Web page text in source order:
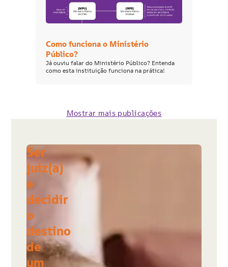
Como funciona o Ministério
Público?
Já ouviu falar do Ministério Público? Entenda
como esta instituição funciona na prática!
Mostrar mais publicações
Ser
juiz(a)
e
decidir
o
destino
de
um